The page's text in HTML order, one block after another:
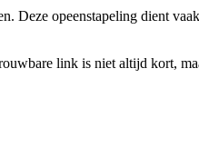
Deze opeenstapeling dient
link is niet altijd kort,